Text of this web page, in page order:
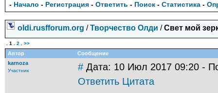
- Начало - Регистрация - Ответить - Поиск - Статистика -
oldi.rusfforum.org /Творчество Олди /Свет мой
1 2 >>
Автор
Сообщение
karnoza
Участник # Дата: 10 Июл 2017 09:20 -
Ответить Цитата